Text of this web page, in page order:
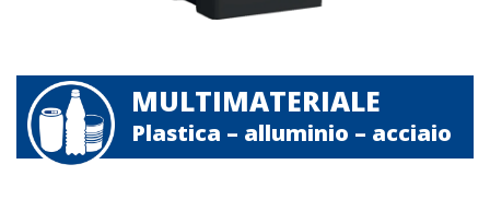
MULTIMATERIALE
Plastica – alluminio – acciaio